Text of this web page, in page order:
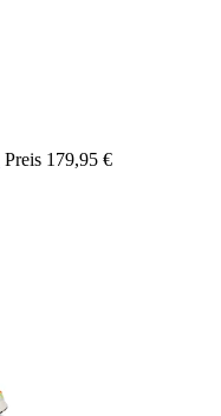
Preis 179,95 €